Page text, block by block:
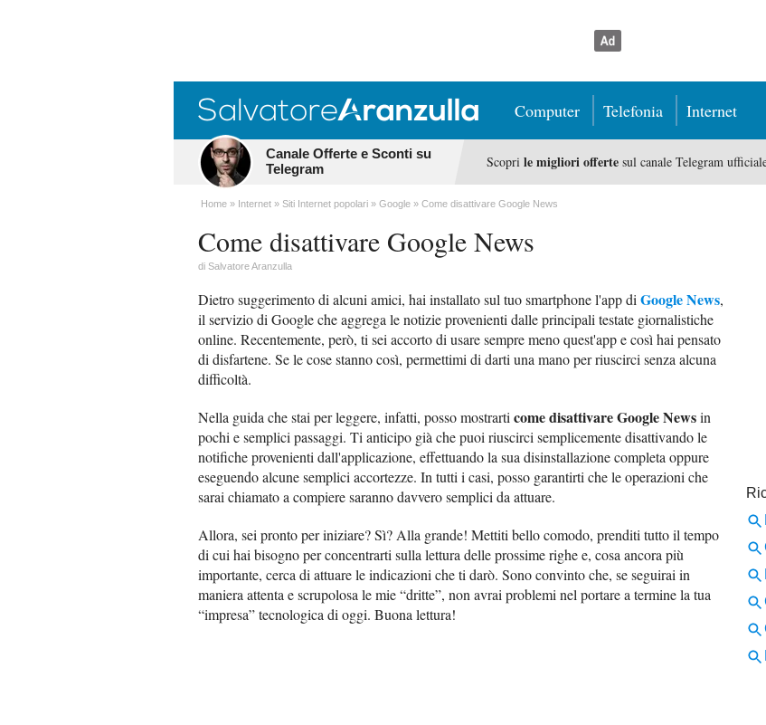
Computer Telefonia Internet
Canale Offerte e Sconti su
Telegram
Scopri le migliori offertesul canale Telegram
Home Internet Siti Internet popolari Google Come disattivare Google News
Come disattivare Google News
di Salvatore Aranzulla
Dietro suggerimento di alcuni amici, hai installato sul tuo smartphone l'app di Google News,
il servizio di Google che aggrega le notizie provenienti dalle principali testate giornalistiche
online. Recentemente, però, ti sei accorto di usare sempre meno quest'app e così hai pensato
di disfartene. Se le cose stanno così, permettimi di darti una mano per riuscirci senza alcuna
difficoltà.
Nella guida che stai per leggere, infatti, posso mostrarti come disattivare Google Newsin
pochi e semplici passaggi. Ti anticipo già che puoi riuscirci semplicemente disattivando le
notifiche provenienti dall'applicazione, effettuando la sua disinstallazione completa oppure
eseguendo alcune semplici accortezze. In tutti i casi, posso garantirti che le operazioni che
sarai chiamato a compiere saranno davvero semplici da attuare.
Allora, sei pronto per iniziare? Sì? Alla grande! Mettiti bello comodo, prenditi tutto il tempo
di cui hai bisogno per concentrarti sulla lettura delle prossime righe e, cosa ancora più
importante, cerca di attuare le indicazioni che ti darò. Sono convinto che, se seguirai in
maniera attenta e scrupolosa le mie “dritte”, non avrai problemi nel portare a termine la tua
“impresa” tecnologica di oggi. Buona lettura!